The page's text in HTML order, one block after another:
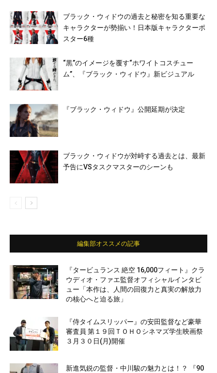
ブラック・ウィドウの過去と秘密を知る重要な
キャラクターが勢揃い！日本版キャラクターポ
スター6種
“黒”のイメージを覆す“ホワイトコスチュー
ム”、『ブラック・ウィドウ』新ビジュアル
『ブラック・ウィドウ』公開延期が決定
ブラック・ウィドウが対峙する過去とは、最新
予告にVSタスクマスターのシーンも
編集部オススメの記事
『タービュランス 絶空 16,000フィート』クラ
ウディオ・ファエ監督オフィシャルインタビ
ュー「本作は、人間の回復力と真実の解放力
の核心へと迫る旅」
『侍タイムスリッパー』の安田監督など豪華
審査員 第１９回ＴＯＨＯシネマズ学生映画祭
３月３０日(月)開催
新進気鋭の監督・中川駿の魅力とは！？ 『90